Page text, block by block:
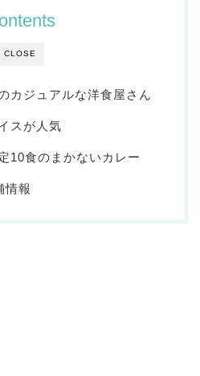
CLOSE
カジュアルな洋食屋さん
スが人気
10食のまかないカレー
情報